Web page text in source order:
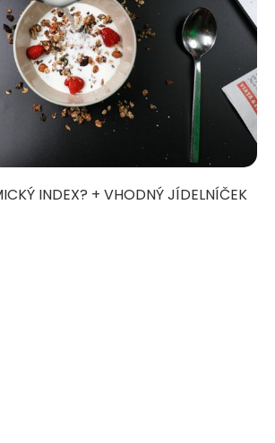
INDEX? + VHODNÝ JÍDELNÍČEK